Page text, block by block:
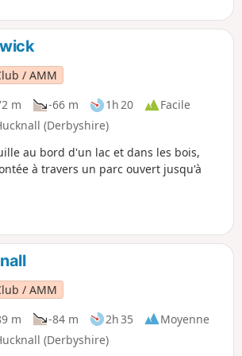
/ AMM
m -66 m 1h 20
Facile
(Derbyshire)
au bord d'un lac et dans les bois,
à travers un parc ouvert jusqu'à
/ AMM
m -84 m 2h 35
Moyenne
(Derbyshire)